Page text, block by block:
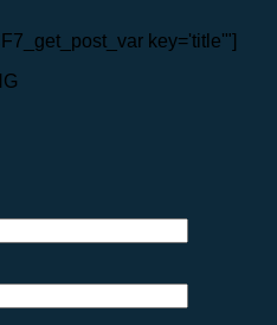
key='title'"]